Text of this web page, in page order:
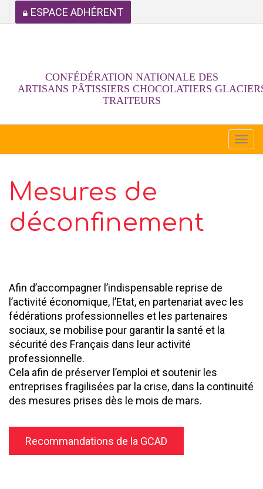
ESPACE ADHÉRENT
CONFÉDÉRATION NATIONALE DES
ARTISANS PÂTISSIERS CHOCOLATIERS
TRAITEURS
Mesures de
déconfinement
Afin d’accompagner l’indispensable reprise de
l’activité économique, l’Etat, en partenariat avec les
fédérations professionnelles et les partenaires
sociaux, se mobilise pour garantir la santé et la
sécurité des Français dans leur activité
professionnelle.
Cela afin de préserver l’emploi et soutenir les
entreprises fragilisées par la crise, dans la continuité
des mesures prises dès le mois de mars.
Recommandations de la GCAD